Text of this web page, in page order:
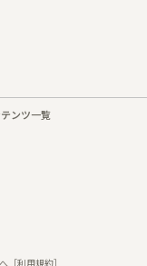
ンツ一覧
［利用規約］